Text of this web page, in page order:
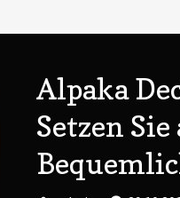
Alpaka
Setzen